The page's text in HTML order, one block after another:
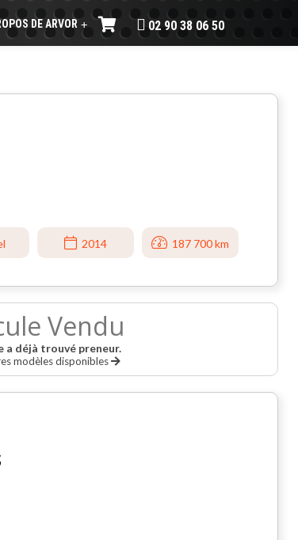
+
DE ARVOR 02 90 38 06 50
2014 187 700 km
Vendu
a déjà trouvé preneur.
modèles disponibles